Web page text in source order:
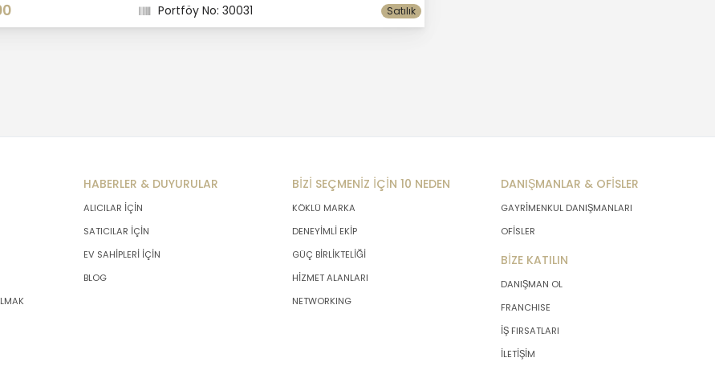
Portföy No: 30031 Satılık
HABERLER & DUYURULAR
ALICILAR İÇİN
SATICILAR İÇİN
EV SAHİPLERİ İÇİN
BLOG
BİZİ SEÇMENİZ İÇİN 10 NEDEN
KÖKLÜ MARKA
DENEYİMLİ EKİP
GÜÇ BİRLİKTELİĞİ
HİZMET ALANLARI
NETWORKING
DANIŞMANLAR & OFİSLER
GAYRİMENKUL DANIŞMANLARI
OFİSLER
BİZE KATILIN
DANIŞMAN OL
FRANCHISE
İŞ FIRSATLARI
İLETİŞİM